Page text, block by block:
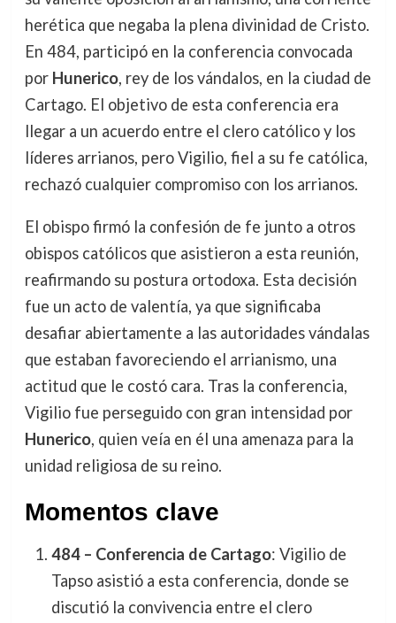
herética que negaba la plena divinidad de Cristo.
En 484, participó en la conferencia convocada
por Hunerico, rey de los vándalos, en la ciudad de
Cartago. El objetivo de esta conferencia era
llegar a un acuerdo entre el clero católico y los
líderes arrianos, pero Vigilio, fiel a su fe católica,
rechazó cualquier compromiso con los arrianos.
El obispo firmó la confesión de fe junto a otros
obispos católicos que asistieron a esta reunión,
reafirmando su postura ortodoxa. Esta decisión
fue un acto de valentía, ya que significaba
desafiar abiertamente a las autoridades vándalas
que estaban favoreciendo el arrianismo, una
actitud que le costó cara. Tras la conferencia,
Vigilio fue perseguido con gran intensidad por
Hunerico, quien veía en él una amenaza para la
unidad religiosa de su reino.
Momentos clave
484 – Conferencia de Cartago: Vigilio de
Tapso asistió a esta conferencia, donde se
discutió la convivencia entre el clero